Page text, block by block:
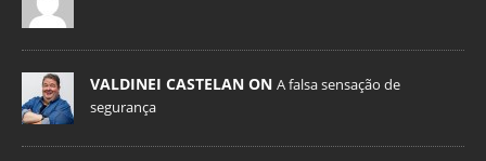
VALDINEI CASTELAN ON A falsa sensação de
segurança